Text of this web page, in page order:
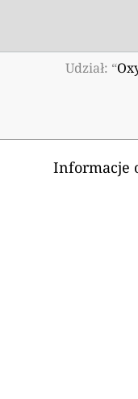
Udział: “
Informacje